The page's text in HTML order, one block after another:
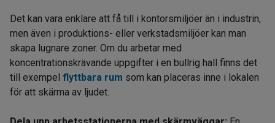
Det kan vara enklare att få till i kontorsmiljöer än i industrin,
men även i produktions- eller verkstadsmiljöer kan man
skapa lugnare zoner. Om du arbetar med
koncentrationskrävande uppgifter i en bullrig hall finns det
till exempel flyttbara rum som kan placeras inne i lokalen
för att skärma av ljudet.